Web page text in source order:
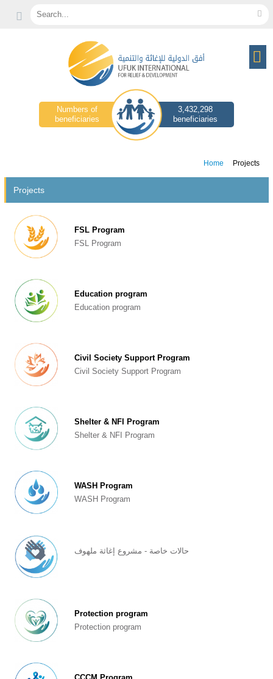
Search...
3,432,298
beneficiaries
Numbers of
beneficiaries
Home Projects
Projects
FSL Program
FSL Program
Education program
Education program
Civil Society Support Program
Civil Society Support Program
Shelter & NFI Program
Shelter & NFI Program
WASH Program
WASH Program
حالات خاصة - مشروع إغاثة ملهوف
Protection program
Protection program